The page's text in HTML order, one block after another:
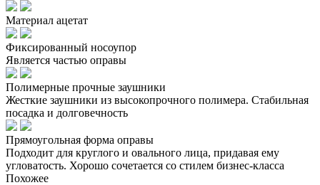
Материал ацетат
Фиксированный носоупор
Является частью оправы
Полимерные прочные заушники
Жесткие заушники из высокопрочного полимера. Стабильная
посадка и долговечность
Прямоугольная форма оправы
Подходит для круглого и овального лица, придавая ему
угловатость. Хорошо сочетается со стилем бизнес-класса
Похожее